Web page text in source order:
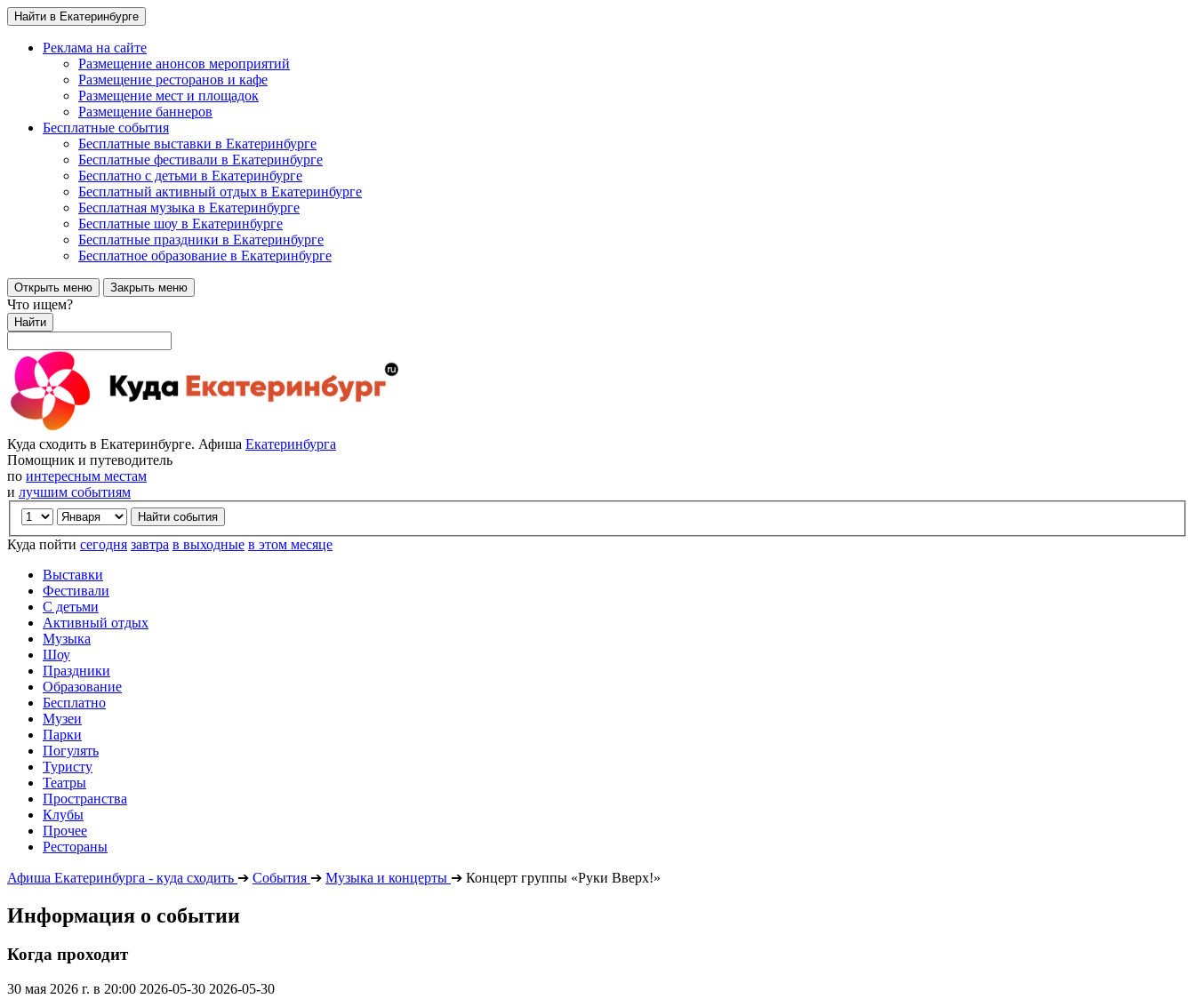
Найти в Екатеринбурге
Реклама на сайте
Размещение анонсов мероприятий
Размещение ресторанов и кафе
Размещение мест и площадок
Размещение баннеров
Бесплатные события
Бесплатные выставки в Екатеринбурге
Бесплатные фестивали в Екатеринбурге
Бесплатно с детьми в Екатеринбурге
Бесплатный активный отдых в Екатеринбурге
Бесплатная музыка в Екатеринбурге
Бесплатные шоу в Екатеринбурге
Бесплатные праздники в Екатеринбурге
Бесплатное образование в Екатеринбурге
Открыть меню Закрыть меню
Что ищем?
Найти
Куда сходить в Екатеринбурге. Афиша Екатеринбурга
Помощник и путеводитель
по интересным местам
и лучшим событиям
Куда пойти сегодня завтра в выходные в этом месяце
Выставки
Фестивали
С детьми
Активный отдых
Музыка
Шоу
Праздники
Образование
Бесплатно
Музеи
Парки
Погулять
Туристу
Театры
Пространства
Клубы
Прочее
Рестораны
Афиша Екатеринбурга - куда сходить ➔ События ➔ Музыка и концерты ➔ Концерт группы «Руки Вверх!»
Информация о событии
Когда проходит
30 мая 2026 г. в 20:00 2026-05-30 2026-05-30